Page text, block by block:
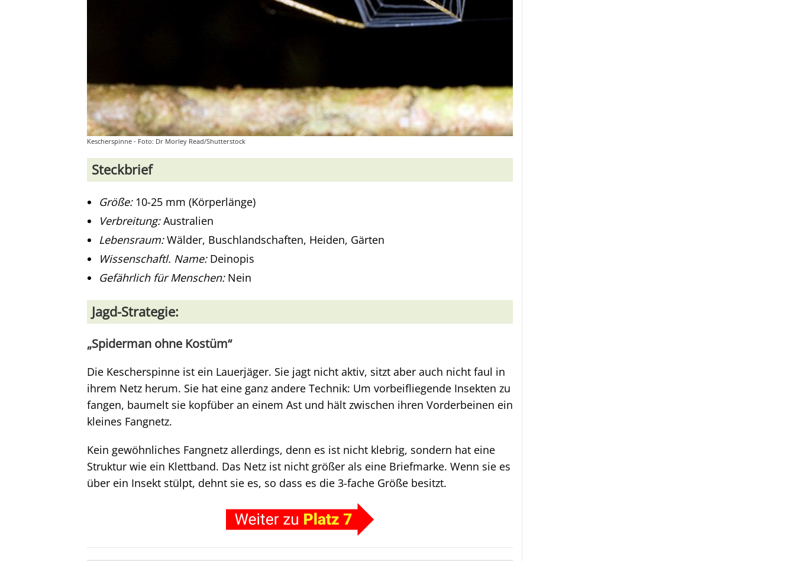
Kescherspinne - Foto: Dr Morley Read/Shutterstock
Steckbrief
Größe: 10-25 mm (Körperlänge)
Verbreitung:Australien
Lebensraum:Wälder, Buschlandschaften, Heiden, Gärten
Wissenschaftl. Name: Deinopis
Gefährlich für Menschen: Nein
Jagd-Strategie:
„Spiderman ohne Kostüm“
Die Kescherspinne ist ein Lauerjäger. Sie jagt nicht aktiv, sitzt aber auch nicht faul in
ihrem Netz herum. Sie hat eine ganz andere Technik: Um vorbeifliegende Insekten zu
fangen, baumelt sie kopfüber an einem Ast und hält zwischen ihren Vorderbeinen ein
kleines Fangnetz.
Kein gewöhnliches Fangnetz allerdings, denn es ist nicht klebrig, sondern hat eine
Struktur wie ein Klettband. Das Netz ist nicht größer als eine Briefmarke. Wenn sie es
über ein Insekt stülpt, dehnt sie es, so dass es die 3-fache Größe besitzt.